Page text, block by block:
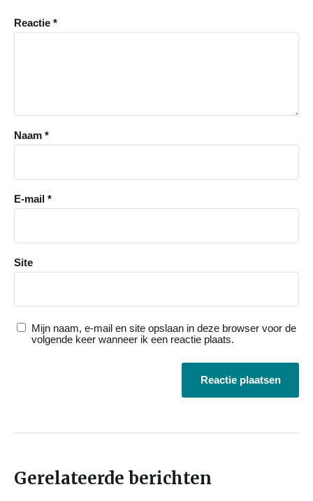
Reactie *
Naam *
E-mail *
Site
Mijn naam, e-mail en site opslaan in deze browser voor de
volgende keer wanneer ik een reactie plaats.
Gerelateerde berichten